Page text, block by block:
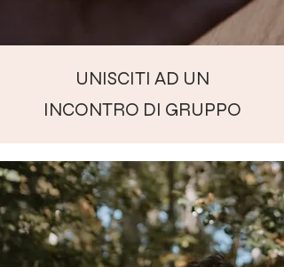
UNISCITI AD UN
INCONTRO DI GRUPPO